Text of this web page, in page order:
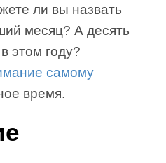
ли вы назвать
месяц? А десять
этом году?
самому
время.